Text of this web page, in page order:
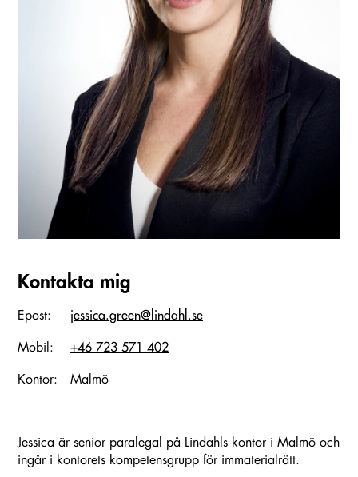
Kontakta mig
Epost: jessica.green@lindahl.se
Mobil: +46 723 571 402
Kontor: Malmö
Jessica är senior paralegal på Lindahls kontor i Malmö och
ingår i kontorets kompetensgrupp för immaterialrätt.